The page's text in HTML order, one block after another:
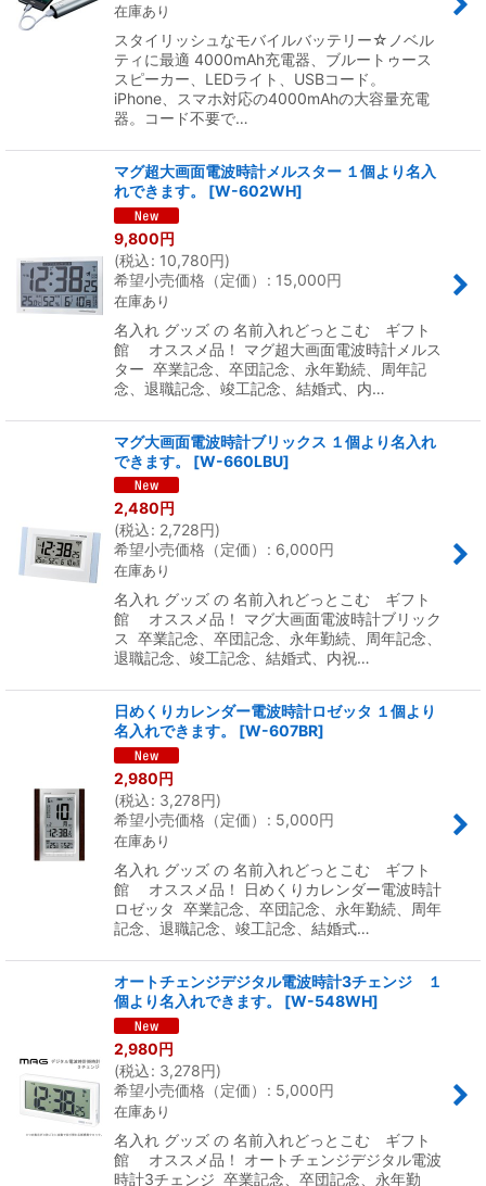
在庫あり
スタイリッシュなモバイルバッテリー☆ノベル
ティに最適 4000mAh充電器、ブルートゥース
スピーカー、LEDライト、USBコード。
iPhone、スマホ対応の4000mAhの大容量充電
器。コード不要で…
マグ超大画面電波時計メルスター １個より名入
れできます。
[W-602WH]
9,800円
(税込: 10,780円)
希望小売価格（定価）
: 15,000円
在庫あり
名入れ グッズ の 名前入れどっとこむ ギフト
館 オススメ品！ マグ超大画面電波時計メルス
ター 卒業記念、卒団記念、永年勤続、周年記
念、退職記念、竣工記念、結婚式、内…
マグ大画面電波時計ブリックス １個より名入れ
できます。
[W-660LBU]
2,480円
(税込: 2,728円)
希望小売価格（定価）
: 6,000円
在庫あり
名入れ グッズ の 名前入れどっとこむ ギフト
館 オススメ品！ マグ大画面電波時計ブリック
ス 卒業記念、卒団記念、永年勤続、周年記念、
退職記念、竣工記念、結婚式、内祝…
日めくりカレンダー電波時計ロゼッタ １個より
名入れできます。
[W-607BR]
2,980円
(税込: 3,278円)
希望小売価格（定価）
: 5,000円
在庫あり
名入れ グッズ の 名前入れどっとこむ ギフト
館 オススメ品！ 日めくりカレンダー電波時計
ロゼッタ 卒業記念、卒団記念、永年勤続、周年
記念、退職記念、竣工記念、結婚式…
オートチェンジデジタル電波時計3チェンジ １
個より名入れできます。
[W-548WH]
2,980円
(税込: 3,278円)
希望小売価格（定価）
: 5,000円
在庫あり
名入れ グッズ の 名前入れどっとこむ ギフト
館 オススメ品！ オートチェンジデジタル電波
時計3チェンジ 卒業記念、卒団記念、永年勤